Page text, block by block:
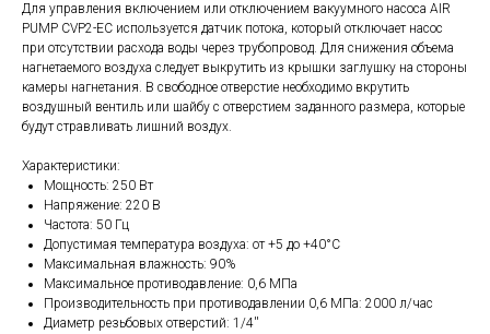
Для управления включением или отключением вакуумного насоса AIR
PUMP CVP2-EC используется датчик потока, который отключает насос
при отсутствии расхода воды через трубопровод. Для снижения объема
нагнетаемого воздуха следует выкрутить из крышки заглушку на стороны
камеры нагнетания. В свободное отверстие необходимо вкрутить
воздушный вентиль или шайбу с отверстием заданного размера, которые
будут стравливать лишний воздух.
Характеристики:
Мощность: 250 Вт
Напряжение: 220 В
Частота: 50 Гц
Допустимая температура воздуха: от +5 до +40°С
Максимальная влажность: 90%
Максимальное противодавление: 0,6 МПа
Производительность при противодавлении 0,6 МПа: 2000 л/час
Диаметр резьбовых отверстий: 1/4''